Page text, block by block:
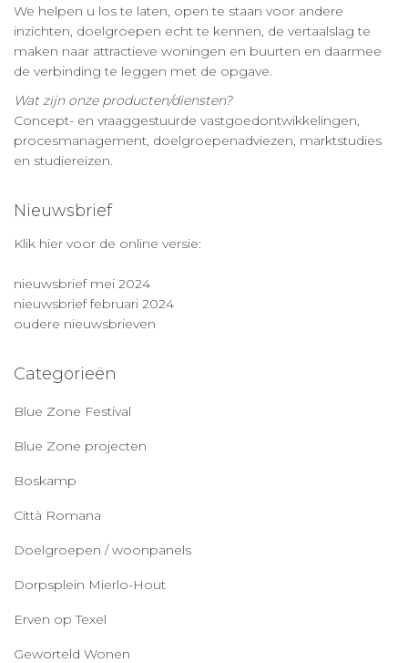
We helpen u los te laten, open te staan voor andere
inzichten, doelgroepen echt te kennen, de vertaalslag te
maken naar attractieve woningen en buurten en daarmee
de verbinding te leggen met de opgave.
Wat zijn onze producten/diensten?
Concept- en vraaggestuurde vastgoedontwikkelingen,
procesmanagement, doelgroepenadviezen, marktstudies
en studiereizen.
Nieuwsbrief
Klik hier voor de online versie:
nieuwsbrief mei 2024
nieuwsbrief februari 2024
oudere nieuwsbrieven
Categorieën
Blue Zone Festival
Blue Zone projecten
Boskamp
Città Romana
Doelgroepen / woonpanels
Dorpsplein Mierlo-Hout
Erven op Texel
Geworteld Wonen